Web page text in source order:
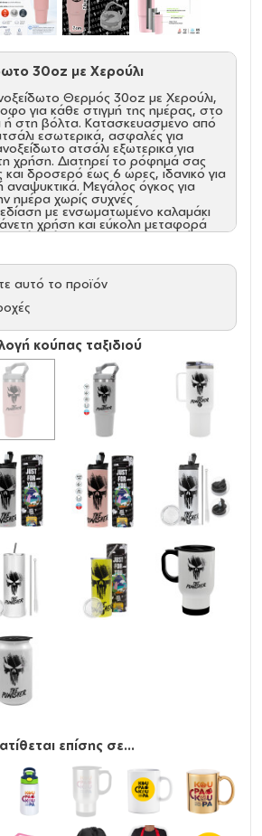
30oz με Χερούλι
Θερμός 30oz με Χερούλι,
για κάθε στιγμή της ημέρας, στο
ή στη βόλτα. Κατασκευασμένο από
εσωτερικά, ασφαλές για
ατσάλι εξωτερικά για
χρήση. Διατηρεί το ρόφημά σας
δροσερό έως 6 ώρες, ιδανικό για
Μεγάλος όγκος για
ημέρα χωρίς συχνές
με ενσωματωμένο καλαμάκι
άνετη χρήση και εύκολη μεταφορά
άνοιγμα, καθαρίζεται εύκολα
Υλικά από 304 ανοξείδωτο
ασφαλές για τρόφιμα, και 201
εξωτερικά
με Μόνωση Κενού
30oz (περίπου 890ml)
με Καλαμάκι & Χερούλι
Καπάκι
που προστατεύει από
να το έχετε άφοβα στην τσάντα ή
24 cm
7 cm
8,5 cm
παγούρια/θερμός με καπάκι που
μέρη (στόμιο ή κουμπί),
βασική προστασία από διαρροές
σε πλάγια ή ανάποδη θέση, καθώς και
κίνηση, να παρουσιαστούν
κούπας ταξιδιού
αυτό το προϊόν
επίσης σε...